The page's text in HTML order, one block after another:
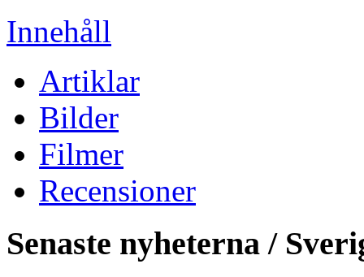
Innehåll
Artiklar
Bilder
Filmer
Recensioner
Senaste nyheterna /